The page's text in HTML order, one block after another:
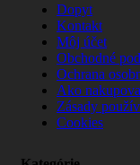
Dopyt
Kontakt
Môj účet
Obchodné
Ochrana
Ako
Zásady
Cookies